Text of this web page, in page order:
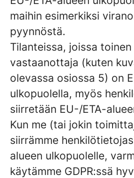
maihin esimerkiksi
pyynnöstä.
Tilanteissa, joissa
vastaanottaja (kuten
olevassa osiossa 5) on
ulkopuolella, myös
siirretään EU-/ETA-
Kun me (tai jokin
siirrämme
alueen ulkopuolelle,
käytämme GDPR:ssä